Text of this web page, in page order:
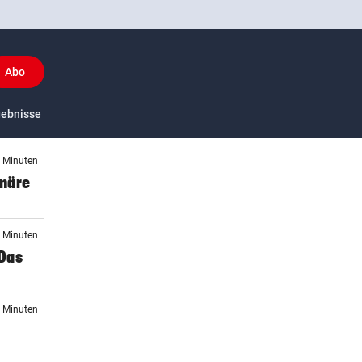
Abo
US-Sport
Minuten
Minuten
Minuten